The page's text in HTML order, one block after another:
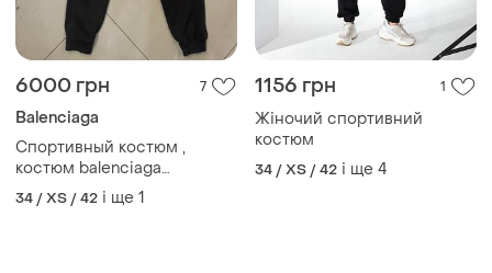
6000 грн 7
Balenciaga
Спортивный костюм ,
костюм balenciaga
,прогулочный костюм
,черный спортивный
34 / XS / 42 і ще 1
1156 грн 1
Жіночий спортивний
костюм
34 / XS / 42 і ще 4